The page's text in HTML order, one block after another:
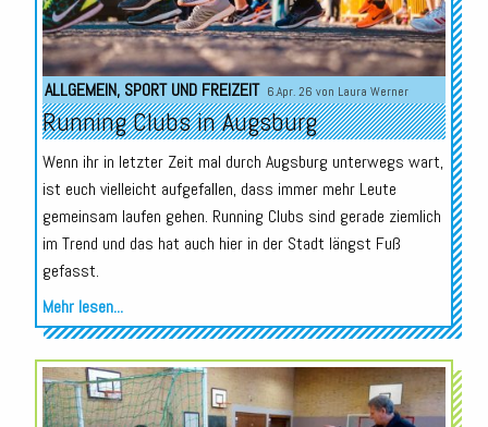
ALLGEMEIN, SPORT UND FREIZEIT 6.Apr. 26 von Laura Werner
Running Clubs in Augsburg
Wenn ihr in letzter Zeit mal durch Augsburg unterwegs wart,
ist euch vielleicht aufgefallen, dass immer mehr Leute
gemeinsam laufen gehen. Running Clubs sind gerade ziemlich
im Trend und das hat auch hier in der Stadt längst Fuß
gefasst.
Mehr lesen...
Audio-
Player